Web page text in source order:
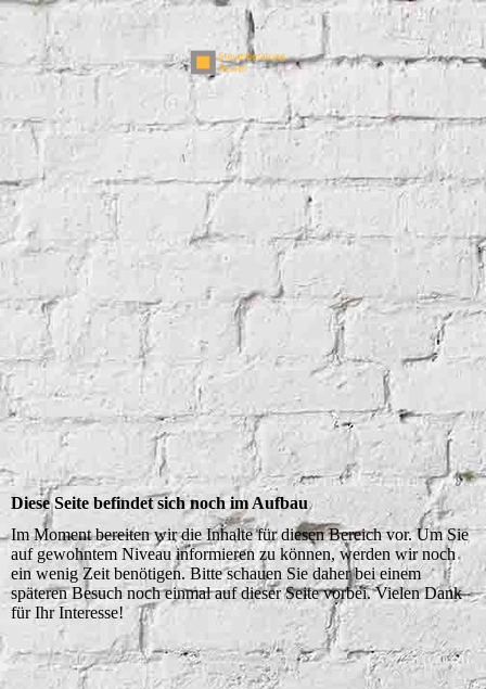
Diese Seite befindet sich noch im Aufbau
Im Moment bereiten wir die Inhalte für diesen Bereich vor. Um Sie
auf gewohntem Niveau informieren zu können, werden wir noch
ein wenig Zeit benötigen. Bitte schauen Sie daher bei einem
späteren Besuch noch einmal auf dieser Seite vorbei. Vielen Dank
für Ihr Interesse!